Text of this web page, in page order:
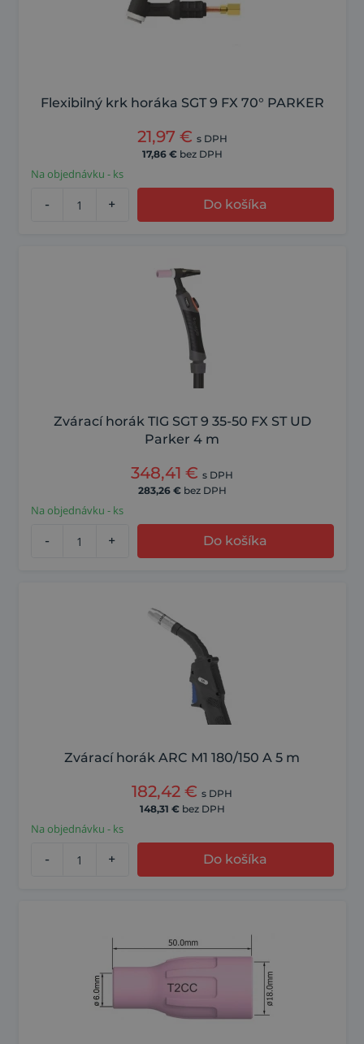
Flexibilný krk horáka SGT 9 FX 70° PARKER
21,97 € s DPH
17,86 € bez DPH
Na objednávku - ks
- + Do košíka
Zvárací horák TIG SGT 9 35-50 FX ST UD
Parker 4 m
348,41 € s DPH
283,26 € bez DPH
Na objednávku - ks
- + Do košíka
Zvárací horák ARC M1 180/150 A 5 m
182,42 € s DPH
148,31 € bez DPH
Na objednávku - ks
- + Do košíka